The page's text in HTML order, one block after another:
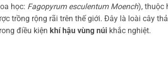
học: Fagopyrum esculentum Moench), thuộc
trồng rộng rãi trên thế giới. Đây là loài cây
điều kiện khí hậu vùng núi khắc nghiệt.